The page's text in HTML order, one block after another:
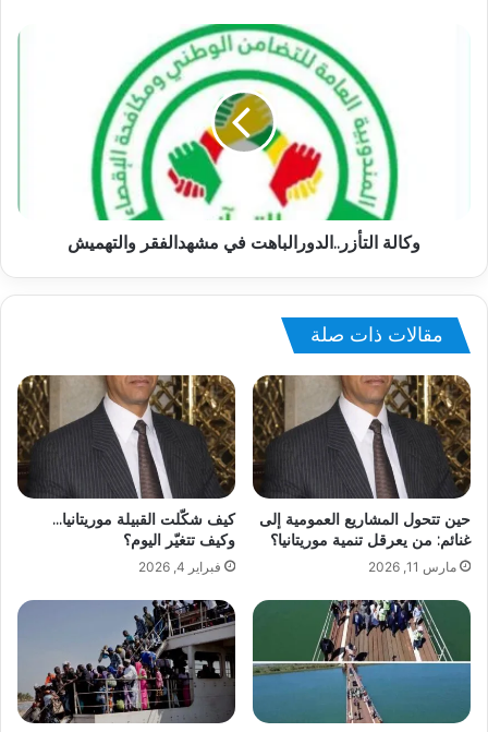
وكالة التأزر..الدورالباهت في مشهدالفقر والتهميش
مقالات ذات صلة
حين تتحول المشاريع العمومية إلى
غنائم: من يعرقل تنمية موريتانيا؟
مارس 11, 2026
كيف شكّلت القبيلة موريتانيا…
وكيف تتغيّر اليوم؟
فبراير 4, 2026